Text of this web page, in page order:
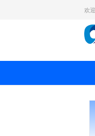
欢